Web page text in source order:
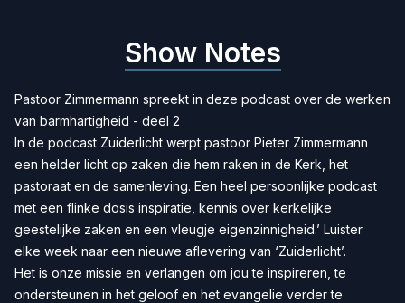
Show Notes
Pastoor Zimmermann spreekt in deze podcast over de werken
van barmhartigheid - deel 2
In de podcast Zuiderlicht werpt pastoor Pieter Zimmermann
een helder licht op zaken die hem raken in de Kerk, het
pastoraat en de samenleving. Een heel persoonlijke podcast
met een flinke dosis inspiratie, kennis over kerkelijke
geestelijke zaken en een vleugje eigenzinnigheid.’ Luister
elke week naar een nieuwe aflevering van ‘Zuiderlicht’.
Het is onze missie en verlangen om jou te inspireren, te
ondersteunen in het geloof en het evangelie verder te